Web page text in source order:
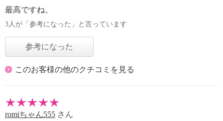
最高ですね。
3人が「参考になった」と言っています
参考になった
このお客様の他のクチコミを見る
romiちゃん555 さん